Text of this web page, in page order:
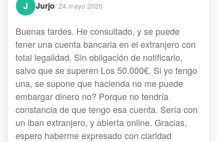
J
Jurjo/ 24 mayo 2020
Buenas tardes. He consultado, y se puede
tener una cuenta bancaria en el extranjero con
total legalidad. Sin obligación de notificarlo,
salvo que se superen Los 50.000€. Si yo tengo
una, se supone que hacienda no me puede
embargar dinero no? Porque no tendría
constancia de que tengo esa cuenta. Sería con
un iban extranjero, y abierta online. Gracias,
espero haberme expresado con claridad